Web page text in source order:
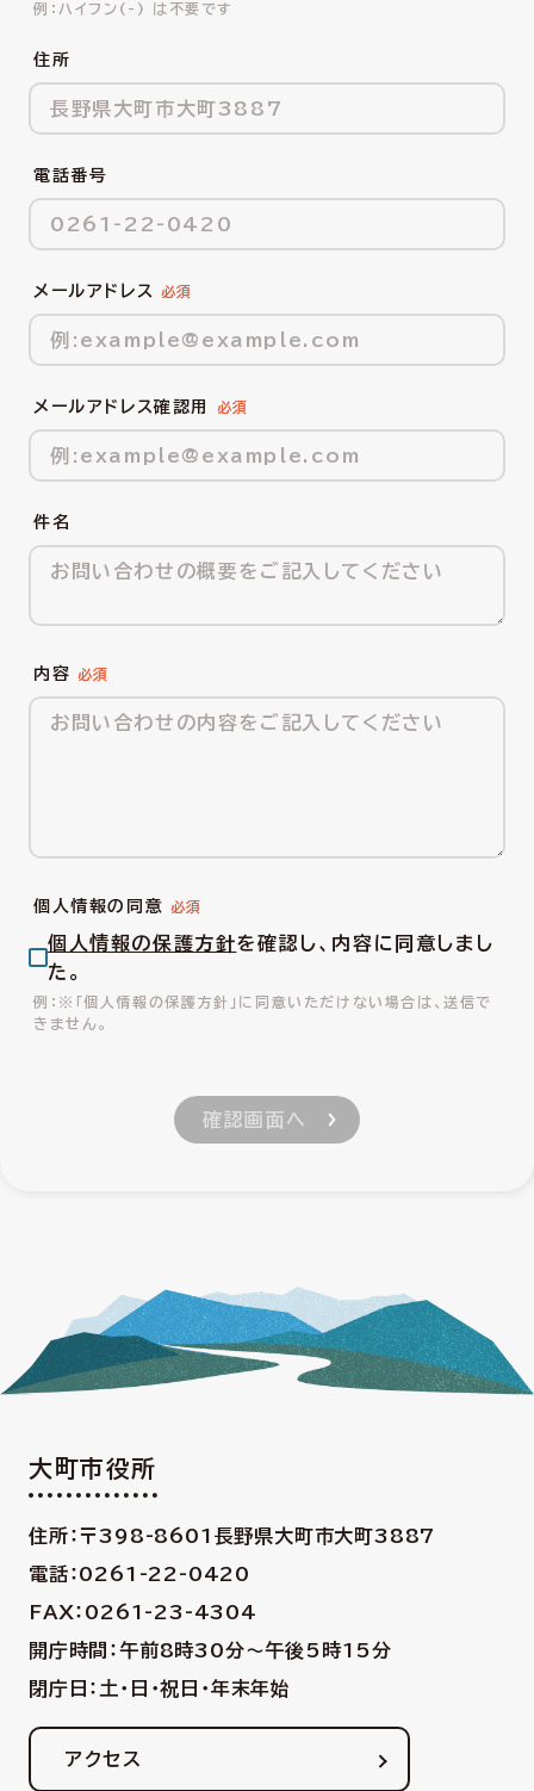
ハイフン(-) は不要です
住所
電話番号
メールアドレス
メールアドレス確認用
件名
内容
個人情報の同意
個人情報の保護方針を確認し、内容に同意しまし
た。
※「個人情報の保護方針」に同意いただけない場合は、送信で
きません。
大町市役所
住所：〒398-8601 長野県大町市大町3887
電話：0261-22-0420
FAX：0261-23-4304
開庁時間：午前8時30分〜午後5時15分
閉庁日：土・日・祝日・年末年始
アクセス